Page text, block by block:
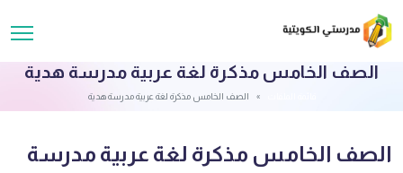
الصف الخامس مذكرة لغة عربية مدرسة هدية
الصف الخامس مذكرة لغة عربية مدرسة هدية
الصف الخامس مذكرة لغة عربية مدرسة